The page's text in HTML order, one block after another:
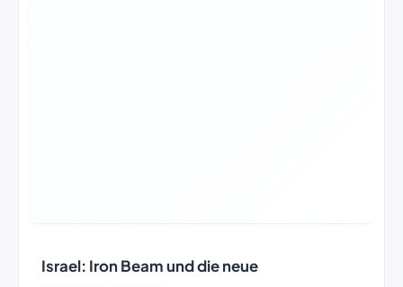
Israel: Iron Beam und die neue